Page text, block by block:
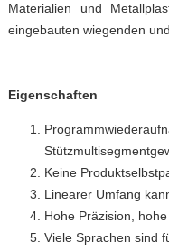
Materialien und
eingebauten wiegenden
Eigenschaften
Keine
Linearer Umfang
Hohe Präzision,
Viele Sprachen sind